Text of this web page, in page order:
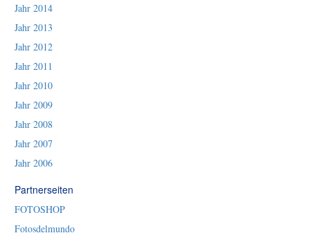
Jahr 2014
Jahr 2013
Jahr 2012
Jahr 2011
Jahr 2010
Jahr 2009
Jahr 2008
Jahr 2007
Jahr 2006
Partnerseiten
FOTOSHOP
Fotosdelmundo